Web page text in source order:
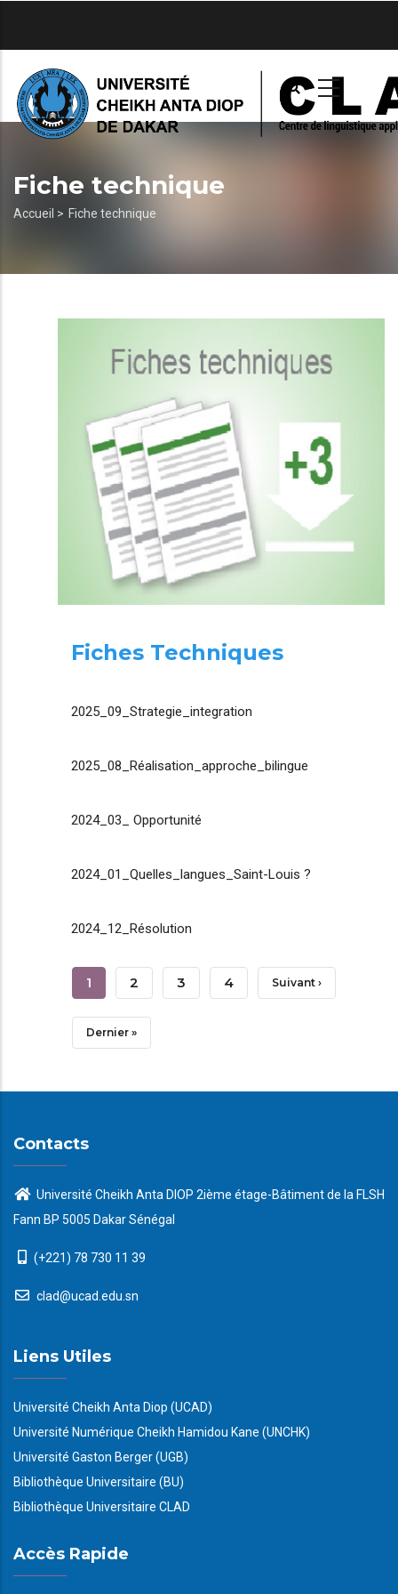
principal
Fiche technique
Fil
Accueil > Fiche technique
Fiches Techniques
2025_09_Strategie_integration
2025_08_Réalisation_approche_bilingue
2024_03_ Opportunité
2024_01_Quelles_langues_Saint-Louis ?
2024_12_Résolution
Pagination
Page
Courante
1 Page
2 Page
3 Page
4 Page
Suivant ›
Dernière
Dernier »
Contacts
Université Cheikh Anta DIOP 2ième étage-Bâtiment de la FLSH
Fann BP 5005 Dakar Sénégal
(+221) 78 730 11 39
clad@ucad.edu.sn
Liens Utiles
Université Cheikh Anta Diop (UCAD)
Université Numérique Cheikh Hamidou Kane (UNCHK)
Université Gaston Berger (UGB)
Bibliothèque Universitaire (BU)
Bibliothèque Universitaire CLAD
Accès Rapide